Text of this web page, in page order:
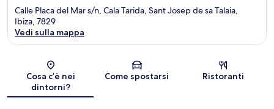
Calle Placa del Mar s/n, Cala Tarida, Sant Josep de sa Talaia,
Ibiza, 7829
Vedi sulla mappa
Cosa c’è nei
dintorni?
Come spostarsi Ristoranti